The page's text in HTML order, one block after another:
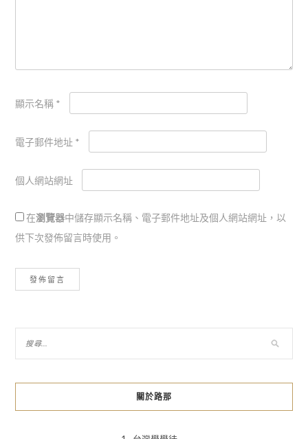
顯示名稱 *
電子郵件地址 *
個人網站網址
在瀏覽器中儲存顯示名稱、電子郵件地址及個人網站網址，以
供下次發佈留言時使用。
關於路那